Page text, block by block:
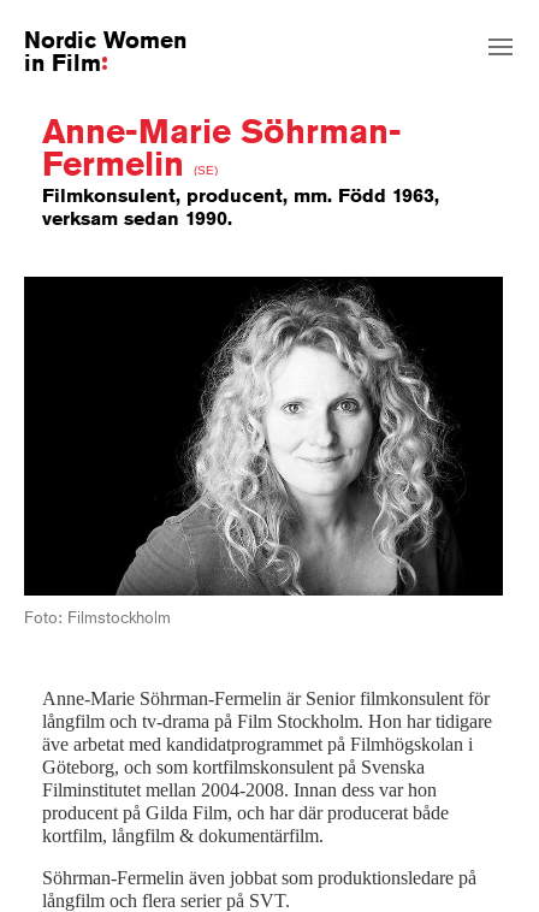
Nordic Women
in Film
Anne-Marie Söhrman-
Fermelin
(SE)
Filmkonsulent, producent, mm. Född 1963,
verksam sedan 1990.
Foto: Filmstockholm
Anne-Marie Söhrman-Fermelin är Senior filmkonsulent för
långfilm och tv-drama på Film Stockholm. Hon har tidigare
äve arbetat med kandidatprogrammet på Filmhögskolan i
Göteborg, och som kortfilmskonsulent på Svenska
Filminstitutet mellan 2004-2008. Innan dess var hon
producent på Gilda Film, och har där producerat både
kortfilm, långfilm & dokumentärfilm.
Söhrman-Fermelin även jobbat som produktionsledare på
långfilm och flera serier på SVT.